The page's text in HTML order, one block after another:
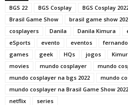
BGS 22
BGS Cosplay BGS Cosplay
Brasil Game Show
brasil game show
cosplayers
Danila Danila Kimura
eSports
evento eventos
games
geek HQs jogos
movies
mundo cosplayer
mundo
mundo cosplayer na bgs 2022
mundo
mundo cosplayer na Brasil Game Show 2022
netflix
series